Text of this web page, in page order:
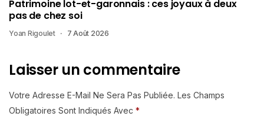
Patrimoine lot-et-garonnais : ces joyaux à deux
pas de chez soi
Yoan Rigoulet 7 Août 2026
Laisser un commentaire
Votre Adresse E-Mail Ne Sera Pas Publiée. Les Champs
Obligatoires Sont Indiqués Avec *